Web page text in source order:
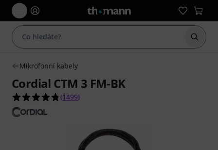
Začít
Mikrofonní kabely
Cordial CTM 3 FM-BK
4.8 z 5 hvězdiček z celkového počtu 1499
(1499)